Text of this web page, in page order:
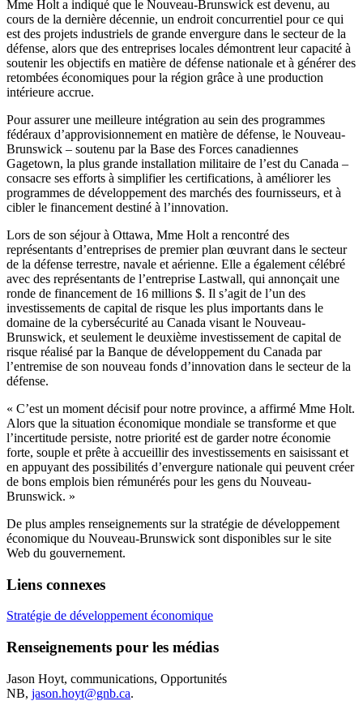
Mme Holt a indiqué que le Nouveau-Brunswick est devenu, au
cours de la dernière décennie, un endroit concurrentiel pour ce qui
est des projets industriels de grande envergure dans le secteur de la
défense, alors que des entreprises locales démontrent leur capacité à
soutenir les objectifs en matière de défense nationale et à générer des
retombées économiques pour la région grâce à une production
intérieure accrue.
Pour assurer une meilleure intégration au sein des programmes
fédéraux d’approvisionnement en matière de défense, le Nouveau-
Brunswick – soutenu par la Base des Forces canadiennes
Gagetown, la plus grande installation militaire de l’est du Canada –
consacre ses efforts à simplifier les certifications, à améliorer les
programmes de développement des marchés des fournisseurs, et à
cibler le financement destiné à l’innovation.
Lors de son séjour à Ottawa, Mme Holt a rencontré des
représentants d’entreprises de premier plan œuvrant dans le secteur
de la défense terrestre, navale et aérienne. Elle a également célébré
avec des représentants de l’entreprise Lastwall, qui annonçait une
ronde de financement de 16 millions $. Il s’agit de l’un des
investissements de capital de risque les plus importants dans le
domaine de la cybersécurité au Canada visant le Nouveau-
Brunswick, et seulement le deuxième investissement de capital de
risque réalisé par la Banque de développement du Canada par
l’entremise de son nouveau fonds d’innovation dans le secteur de la
défense.
« C’est un moment décisif pour notre province, a affirmé Mme Holt.
Alors que la situation économique mondiale se transforme et que
l’incertitude persiste, notre priorité est de garder notre économie
forte, souple et prête à accueillir des investissements en saisissant et
en appuyant des possibilités d’envergure nationale qui peuvent créer
de bons emplois bien rémunérés pour les gens du Nouveau-
Brunswick. »
De plus amples renseignements sur la stratégie de développement
économique du Nouveau-Brunswick sont disponibles sur le site
Web du gouvernement.
Liens connexes
Stratégie de développement économique
Renseignements pour les médias
Jason Hoyt, communications, Opportunités
NB, jason.hoyt@gnb.ca.